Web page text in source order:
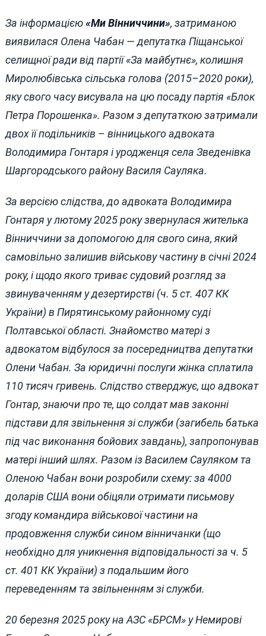
За інформацією«Ми Вінниччини», затриманою
виявилася Олена Чабан — депутатка Піщанської
селищної ради від партії «За майбутнє», колишня
Миролюбівська сільська голова (2015–2020 роки),
яку свого часу висувала на цю посаду партія «Блок
Петра Порошенка». Разом з депутаткою затримали
двох її подільників – вінницького адвоката
Володимира Гонтаря і уродженця села Зведенівка
Шаргородського району Василя Сауляка.
За версією слідства, до адвоката Володимира
Гонтаря у лютому 2025 року звернулася жителька
Вінниччини за допомогою для свого сина, який
самовільно залишив військову частину в січні 2024
року, і щодо якого триває судовий розгляд за
звинуваченням у дезертирстві (ч. 5 ст. 407 КК
України) в Пирятинському районному суді
Полтавської області. Знайомство матері з
адвокатом відбулося за посередництва депутатки
Олени Чабан. За юридичні послуги жінка сплатила
110 тисяч гривень. Слідство стверджує, що адвокат
Гонтар, знаючи про те, що солдат мав законні
підстави для звільнення зі служби (загибель батька
під час виконання бойових завдань), запропонував
матері інший шлях. Разом із Василем Сауляком та
Оленою Чабан вони розробили схему: за 4000
доларів США вони обіцяли отримати письмову
згоду командира військової частини на
продовження служби сином вінничанки (що
необхідно для уникнення відповідальності за ч. 5
ст. 401 КК України) з подальшим його
переведенням та звільненням зі служби.
20 березня 2025 року на АЗС «БРСМ» у Немирові